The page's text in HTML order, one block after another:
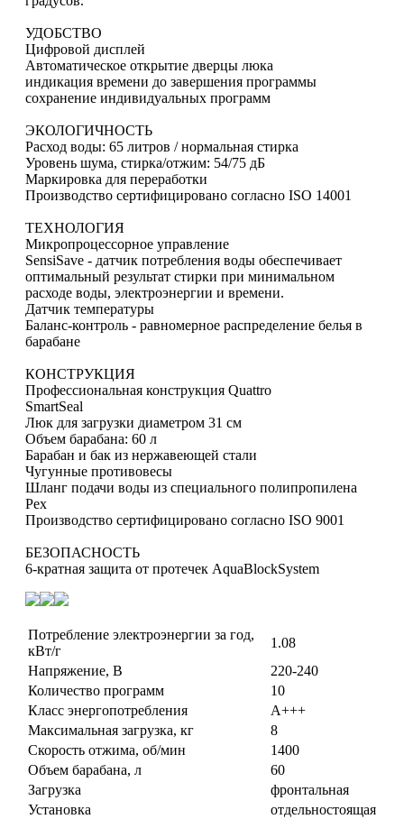
УДОБСТВО
Цифровой дисплей
Автоматическое открытие дверцы люка
индикация времени до завершения программы
сохранение индивидуальных программ
ЭКОЛОГИЧНОСТЬ
Расход воды: 65 литров / нормальная стирка
Уровень шума, стирка/отжим: 54/75 дБ
Маркировка для переработки
Производство сертифицировано согласно ISO 14001
ТЕХНОЛОГИЯ
Микропроцессорное управление
SensiSave - датчик потребления воды обеспечивает
оптимальный результат стирки при минимальном
расходе воды, электроэнергии и времени.
Датчик температуры
Баланс-контроль - равномерное распределение белья в
барабане
КОНСТРУКЦИЯ
Профессиональная конструкция Quattro
SmartSeal
Люк для загрузки диаметром 31 см
Объем барабана: 60 л
Барабан и бак из нержавеющей стали
Чугунные противовесы
Шланг подачи воды из специального полипропилена
Pex
Производство сертифицировано согласно ISO 9001
БЕЗОПАСНОСТЬ
6-кратная защита от протечек AquaBlockSystem
Потребление электроэнергии за год,
кВт/г
1.08
Напряжение, В
220-240
Количество программ
10
Класс энергопотребления
А+++
Максимальная загрузка, кг
8
Скорость отжима, об/мин
1400
Объем барабана, л
60
Загрузка
фронтальная
Установка
отдельностоящая